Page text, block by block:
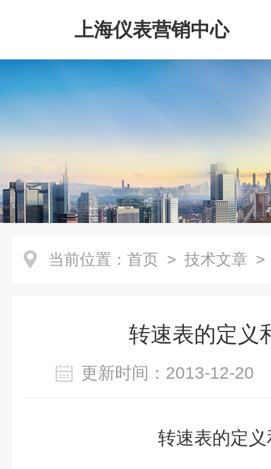
上海仪表营销中心
当前位置： 首页 > 技术文章 >
转速表的定义
更新时间：2013-12-
转速表的定